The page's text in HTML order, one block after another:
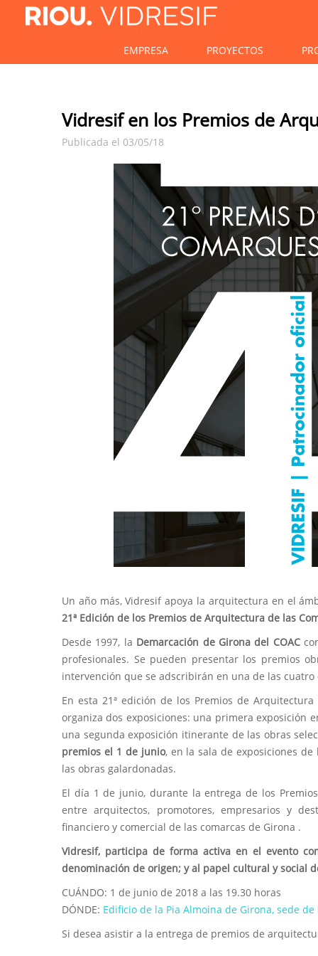
EMPRESA PROYECTOS
Vidresif en los Premios de
Publicada el 03/05/18
Un año más, Vidresif apoya la arquitectura en el
21ª Edición de los Premios de Arquitectura de las
Desde 1997, la Demarcación de Girona del COAC
profesionales. Se pueden presentar los premios
intervención que se adscribirán en una de las
En esta 21ª edición de los Premios de
organiza dos exposiciones: una primera exposición
una segunda exposición itinerante de las obras
premios el 1 de junio, en la sala de exposiciones
las obras galardonadas.
El día 1 de junio, durante la entrega de los
entre arquitectos, promotores, empresarios y
financiero y comercial de las comarcas de Girona .
Vidresif, participa de forma activa en el evento
denominación de origen; y al papel cultural y social
CUÁNDO: 1 de junio de 2018 a las 19.30 horas
DÓNDE: Edificio de la Pia Almoina de Girona, sede
Si desea asistir a la entrega de premios de